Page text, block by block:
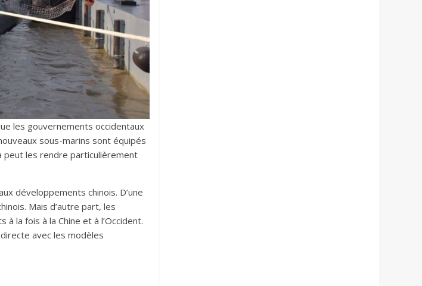
les gouvernements occidentaux
sous-marins sont équipés
peut les rendre particulièrement
développements chinois. D’une
Mais d’autre part, les
la fois à la Chine et à l’Occident.
avec les modèles